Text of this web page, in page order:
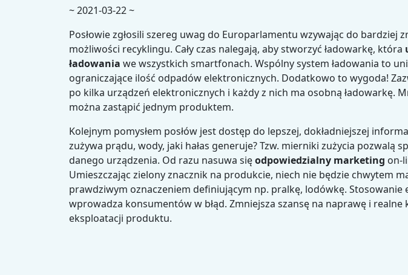
~ 2021-03-22 ~
Posłowie zgłosili szereg uwag do Europarlamentu wzywając do bardziej
możliwości recyklingu. Cały czas nalegają, aby stworzyć ładowarkę, która
ładowania we wszystkich smartfonach. Wspólny system ładowania to
ograniczające ilość odpadów elektronicznych. Dodatkowo to wygoda!
po kilka urządzeń elektronicznych i każdy z nich ma osobną ładowarkę.
można zastąpić jednym produktem.
Kolejnym pomysłem posłów jest dostęp do lepszej, dokładniejszej
zużywa prądu, wody, jaki hałas generuje? Tzw. mierniki zużycia pozwalą
danego urządzenia. Od razu nasuwa sięodpowiedzialny marketing on-
Umieszczając zielony znacznik na produkcie, niech nie będzie chwytem
prawdziwym oznaczeniem definiującym np. pralkę, lodówkę. Stosowanie
wprowadza konsumentów w błąd. Zmniejsza szansę na naprawę i realne
eksploatacji produktu.